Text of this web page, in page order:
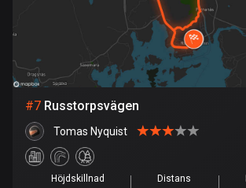
Färöarna
13 rutter
Fiji
Filippinerna
#7 Russtorpsvägen
Tomas Nyquist
Höjdskillnad Distans